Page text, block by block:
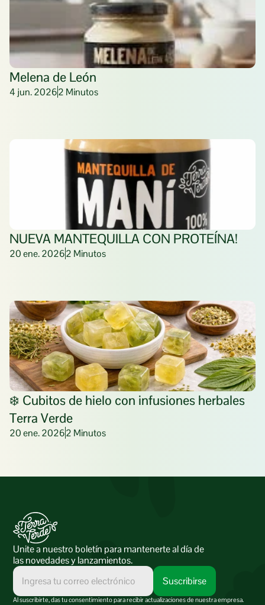
Melena de León
4 jun. 20262 Minutos
NUEVA MANTEQUILLA CON PROTEÍNA!
20 ene. 20262 Minutos
❄️ Cubitos de hielo con infusiones herbales
Terra Verde
20 ene. 20262 Minutos
Unite a nuestro boletín para mantenerte al día de
las novedades y lanzamientos.
Al suscribirte, das tu consentimiento para recibir actualizaciones de nuestra empresa.